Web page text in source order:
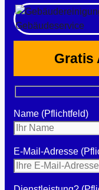
Gratis
Name (Pflichtfeld)
E-Mail-Adresse